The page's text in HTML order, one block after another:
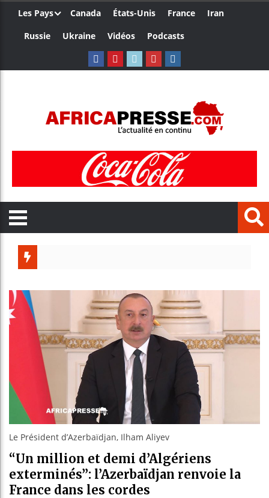
Les Pays Canada États-Unis France
Iran
Russie
Ukraine Vidéos Podcasts
Bénin :
Le Président d’Azerbaïdjan, Ilham Aliyev
“Un million et demi d’Algériens
exterminés”: l’Azerbaïdjan renvoie la
France dans les cordes